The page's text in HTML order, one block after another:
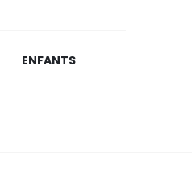
ENFANTS